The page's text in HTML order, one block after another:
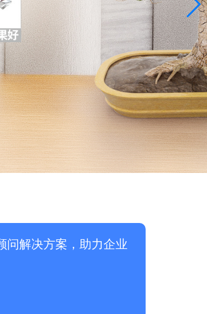
问解决方案，助力企业